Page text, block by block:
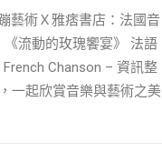
蹦藝術Ｘ雅痞書店：法國音
《流動的玫瑰饗宴》 法語
Chanson – 資訊整
一起欣賞音樂與藝術之美